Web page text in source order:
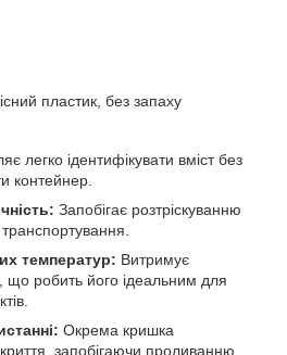
пластик, без запаху
легко ідентифікувати вміст без
контейнер.
Запобігає розтріскуванню
температур: Витримує
що робить його ідеальним для
Окрема кришка
запобігаючи проливанню